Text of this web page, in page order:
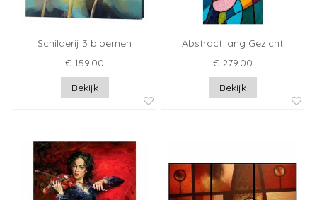
Schilderij 3 bloemen
€ 159.00
Bekijk
Abstract lang Gezicht
€ 279.00
Bekijk